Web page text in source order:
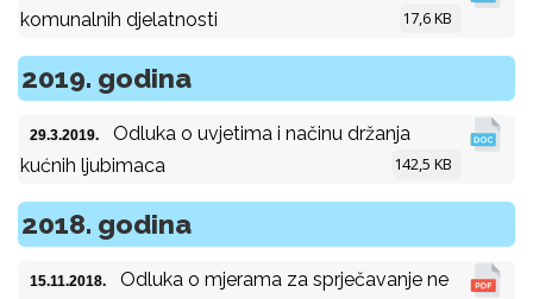
komunalnih djelatnosti
17,6 KB
2019. godina
29.3.2019.
Odluka o uvjetima i načinu držanja
kućnih ljubimaca
142,5 KB
2018. godina
15.11.2018.
Odluka o mjerama za sprječavanje ne